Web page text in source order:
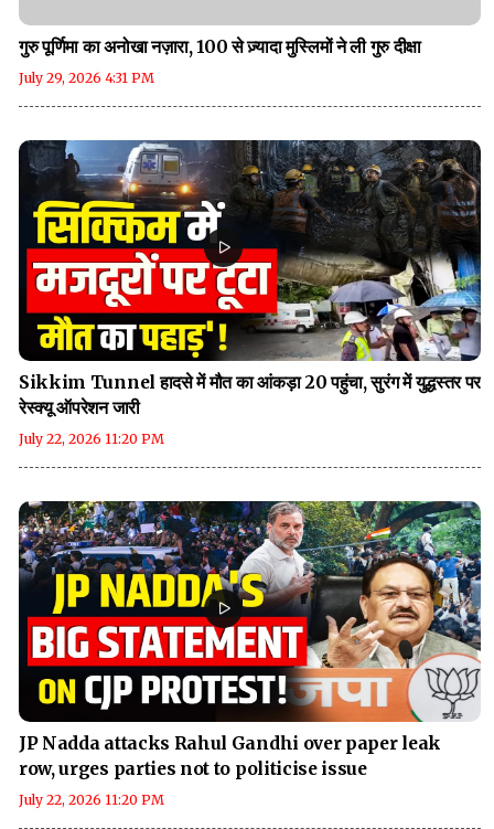
गुरु पूर्णिमा का अनोखा नज़ारा, 100 से ज़्यादा मुस्लिमों ने ली गुरु दीक्षा
July 29, 2026 4:31 PM
Sikkim Tunnel हादसे में मौत का आंकड़ा 20 पहुंचा, सुरंग में युद्धस्तर पर
रेस्क्यू ऑपरेशन जारी
July 22, 2026 11:20 PM
JP Nadda attacks Rahul Gandhi over paper leak
row, urges parties not to politicise issue
July 22, 2026 11:20 PM